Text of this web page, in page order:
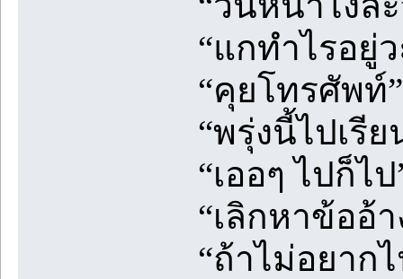
“แกทำไรอยู่ว
“คุยโทรศัพท์
“พรุ่งนี้ไปเรี
“เออๆ ไปก็ไป
“เลิกหาข้ออ้
“ถ้าไม่อยาก